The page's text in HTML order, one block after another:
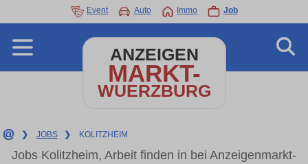
Event Auto Immo Job
ANZEIGEN
MARKT-
WUERZBURG
❯ JOBS ❯ KOLITZHEIM
Jobs Kolitzheim, Arbeit finden in bei Anzeigenmarkt-